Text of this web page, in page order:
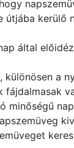
útjába kerülő
által
különösen a
fájdalmasak
minőségű